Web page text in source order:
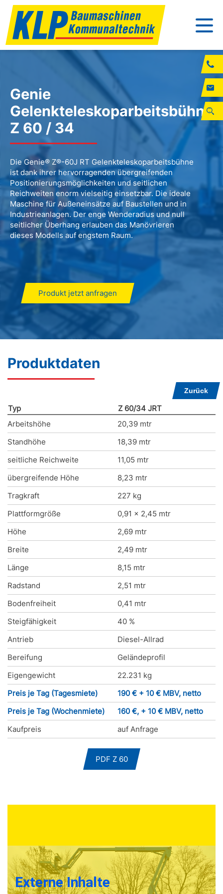
Genie
Gelenkteleskoparbeitsbühne
Z 60 / 34
Die Genie® Z®-60J RT Gelenkteleskoparbeitsbühne
ist dank ihrer hervorragenden übergreifenden
Positionierungsmöglichkeiten und seitlichen
Reichweiten enorm vielseitig einsetzbar. Die ideale
Maschine für Außeneinsätze auf Baustellen und in
Industrieanlagen. Der enge Wenderadius und null
seitlicher Überhang erlauben das Manövrieren
dieses Modells auf engstem Raum.
Produkt jetzt anfragen
Produktdaten
Zurück
Typ
Z 60/34 JRT
Arbeitshöhe
20,39 mtr
Standhöhe
18,39 mtr
seitliche Reichweite
11,05 mtr
übergreifende Höhe
8,23 mtr
Tragkraft
227 kg
Plattformgröße
0,91 x 2,45 mtr
Höhe
2,69 mtr
Breite
2,49 mtr
Länge
8,15 mtr
Radstand
2,51 mtr
Bodenfreiheit
0,41 mtr
Steigfähigkeit
40 %
Antrieb
Diesel-Allrad
Bereifung
Geländeprofil
Eigengewicht
22.231 kg
Preis je Tag (Tagesmiete)
190 € + 10 € MBV, netto
Preis je Tag (Wochenmiete)
160 €, + 10 € MBV, netto
Kaufpreis
auf Anfrage
PDF Z 60